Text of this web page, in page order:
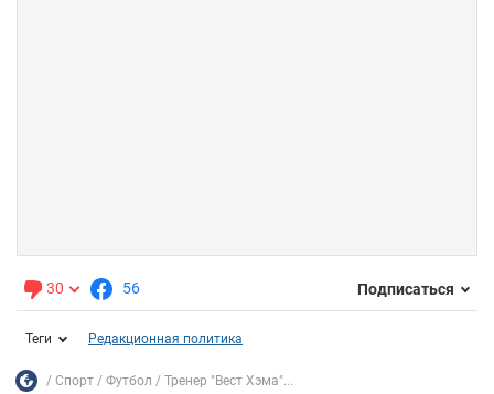
30 56 Подписаться
Теги Редакционная политика
Спорт Футбол Тренер "Вест Хэма"...